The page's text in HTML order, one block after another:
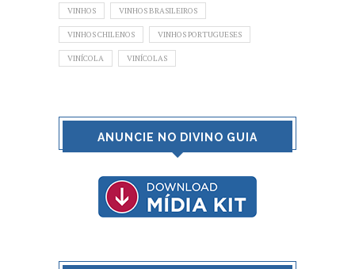
VINHOS VINHOS BRASILEIROS
VINHOS CHILENOS VINHOS PORTUGUESES
VINÍCOLA VINÍCOLAS
ANUNCIE NO DIVINO GUIA